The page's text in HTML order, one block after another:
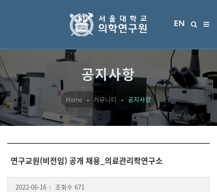
공지사항
Home 커뮤니티 공지사항
연구교원(비전임) 공개 채용_의료관리학연구소
2022-06-16 l 조회수 671